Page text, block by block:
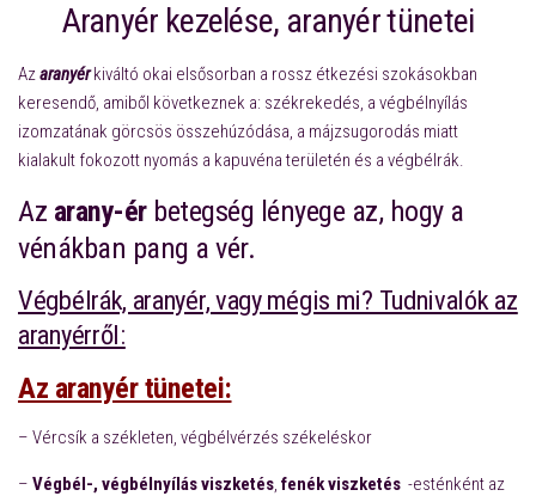
Aranyér kezelése, aranyér tünetei
Azaranyér kiváltó okai elsősorban a rossz étkezési szokásokban
keresendő, amiből következnek a: székrekedés, a végbélnyílás
izomzatának görcsös összehúzódása, a májzsugorodás miatt
kialakult fokozott nyomás a kapuvéna területén és a végbélrák.
Az arany-érbetegség lényege az, hogy a
vénákban pang a vér.
Végbélrák, aranyér, vagy mégis mi? Tudnivalók az
aranyérről:
Az aranyér tünetei:
– Vércsík a székleten, végbélvérzés székeléskor
– Végbél-, végbélnyílás viszketés, fenék viszketés -esténként az